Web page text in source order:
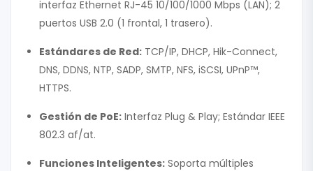
interfaz Ethernet RJ-45 10/100/1000 Mbps (LAN); 2
puertos USB 2.0 (1 frontal, 1 trasero).
Estándares de Red: TCP/IP, DHCP, Hik-Connect,
DNS, DDNS, NTP, SADP, SMTP, NFS, iSCSI, UPnP™,
HTTPS.
Gestión de PoE: Interfaz Plug & Play; Estándar IEEE
802.3 af/at.
Funciones Inteligentes: Soporta múltiples